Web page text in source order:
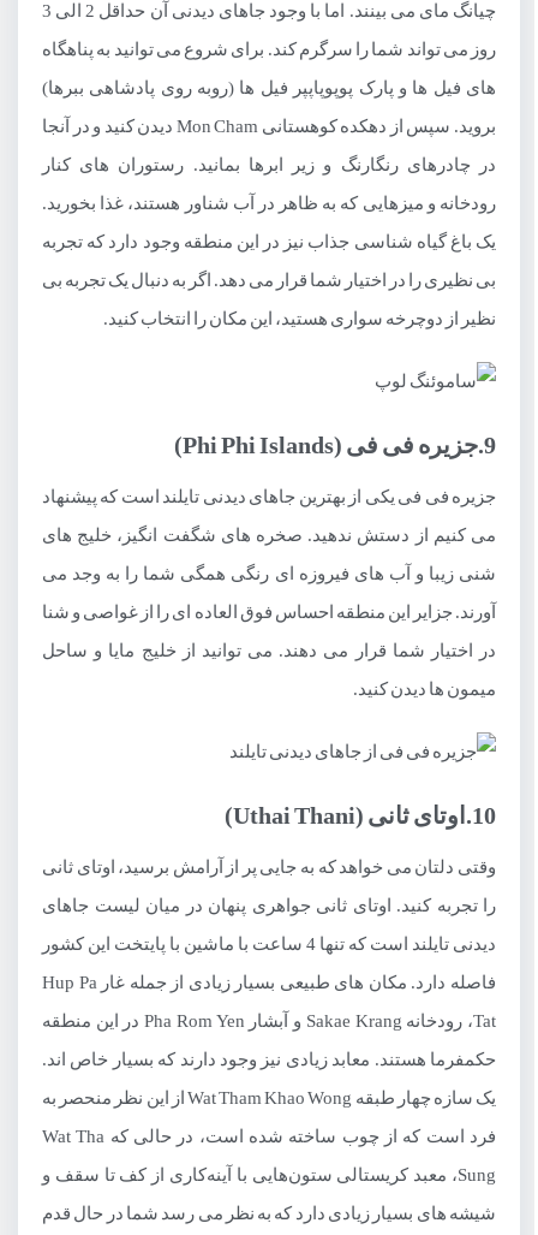
چیانگ مای می بینند. اما با وجود جاهای دیدنی آن حداقل 2 الی 3
روز می تواند شما را سرگرم کند. برای شروع می توانید به پناهگاه
های فیل ها و پارک پوپوپاپپر فیل ها (روبه روی پادشاهی ببرها)
بروید. سپس از دهکده کوهستانی Mon Cham دیدن کنید و در آنجا
در چادرهای رنگارنگ و زیر ابرها بمانید. رستوران های کنار
رودخانه و میزهایی که به ظاهر در آب شناور هستند، غذا بخورید.
یک باغ گیاه شناسی جذاب نیز در این منطقه وجود دارد که تجربه
بی نظیری را در اختیار شما قرار می دهد. اگر به دنبال یک تجربه بی
نظیر از دوچرخه سواری هستید، این مکان را انتخاب کنید.
9.جزیره فی فی (Phi Phi Islands)
جزیره فی فی یکی از بهترین جاهای دیدنی تایلند است که پیشنهاد
می کنیم از دستش ندهید. صخره های شگفت انگیز، خلیج های
شنی زیبا و آب های فیروزه ای رنگی همگی شما را به وجد می
آورند. جزایر این منطقه احساس فوق العاده ای را از غواصی و شنا
در اختیار شما قرار می دهند. می توانید از خلیج مایا و ساحل
میمون ها دیدن کنید.
10.اوتای ثانی (Uthai Thani)
وقتی دلتان می خواهد که به جایی پر از آرامش برسید، اوتای ثانی
را تجربه کنید. اوتای ثانی جواهری پنهان در میان لیست جاهای
دیدنی تایلند است که تنها 4 ساعت با ماشین با پایتخت این کشور
فاصله دارد. مکان های طبیعی بسیار زیادی از جمله غار Hup Pa
Tat، رودخانه Sakae Krang و آبشار Pha Rom Yen در این منطقه
حکمفرما هستند. معابد زیادی نیز وجود دارند که بسیار خاص اند.
یک سازه چهار طبقه Wat Tham Khao Wong از این نظر منحصر به
فرد است که از چوب ساخته شده است، در حالی که Wat Tha
Sung، معبد کریستالی ستون‌هایی با آینه‌کاری از کف تا سقف و
شیشه های بسیار زیادی دارد که به نظر می رسد شما در حال قدم